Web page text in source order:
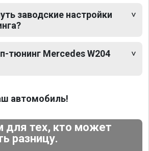
заводские настройки
тюнинг Mercedes W204
автомобиль!
для тех, кто может
разницу.